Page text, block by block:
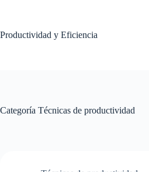
Productividad y Eficiencia
Categoría Técnicas de productividad